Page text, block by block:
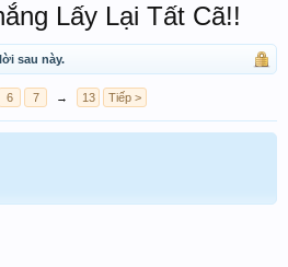
Lấy Lại Tất Cã!!
sau này.
6 7 → 13 Tiếp >